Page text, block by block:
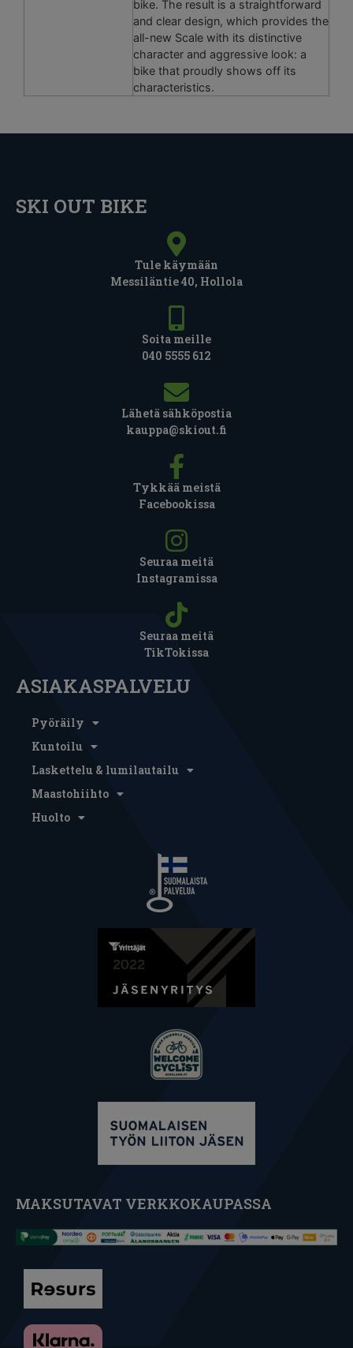
bike. The result is a straightforward
and clear design, which provides the
all-new Scale with its distinctive
character and aggressive look: a
bike that proudly shows off its
characteristics.
SKI OUT BIKE
Tule käymään
Messiläntie 40, Hollola
Soita meille
040 5555 612
Lähetä sähköpostia
kauppa@skiout.fi
Tykkää meistä
Facebookissa
Seuraa meitä
Instagramissa
Seuraa meitä
TikTokissa
ASIAKASPALVELU
Pyöräily
Kuntoilu
Laskettelu & lumilautailu
Maastohiihto
Huolto
MAKSUTAVAT VERKKOKAUPASSA